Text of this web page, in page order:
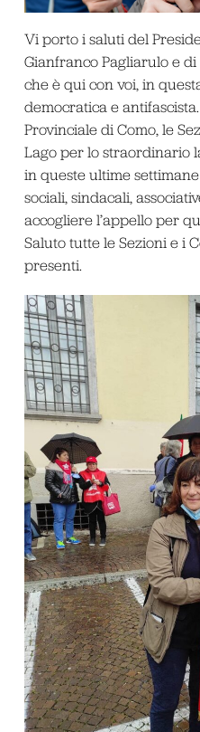
Vi porto i saluti del
Gianfranco Pagliarulo e
che è qui con voi, in
democratica e
Provinciale di Como, le
Lago per lo straordinario
in queste ultime
sociali, sindacali,
accogliere l’appello per
Saluto tutte le Sezioni e i
presenti.